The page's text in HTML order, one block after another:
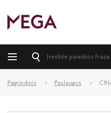
Pagrindinis Paslaugos